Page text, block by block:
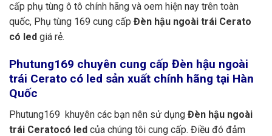
cấp phụ tùng ô tô chính hãng và oem hiện nay trên toàn
quốc, Phụ tùng 169 cung cấp Đèn hậu ngoài trái Cerato
có led giá rẻ.
Phutung169 chuyên cung cấp Đèn hậu ngoài
trái Cerato có led sản xuất chính hãng tại Hàn
Quốc
Phutung169 khuyên các bạn nên sử dụng Đèn hậu ngoài
trái Ceratocó led của chúng tôi cung cấp. Điều đó đảm